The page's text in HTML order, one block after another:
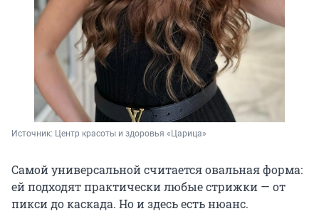
Источник: Центр красоты и здоровья «Царица»
Самой универсальной считается овальная форма:
ей подходят практически любые стрижки — от
пикси до каскада. Но и здесь есть нюанс.